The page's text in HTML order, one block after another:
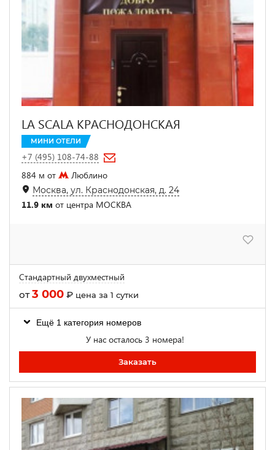
LA SCALA КРАСНОДОНСКАЯ
МИНИ ОТЕЛИ
+7 (495) 108-74-88
884 м от
Люблино
Москва, ул. Краснодонская, д. 24
11.9 км от центра МОСКВА
Стандартный двухместный
от3 000 ₽ цена за 1 сутки
Ещё 1 категория номеров
У нас осталось 3 номера!
Заказать